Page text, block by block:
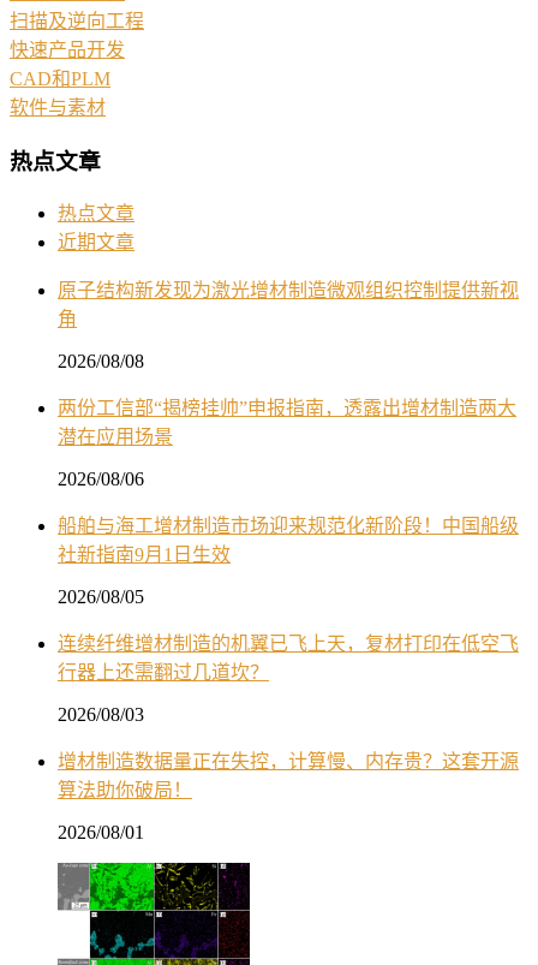
扫描及逆向工程
快速产品开发
CAD和PLM
软件与素材
热点文章
热点文章
近期文章
原子结构新发现为激光增材制造微观组织控制提供新视
角
2026/08/08
两份工信部“揭榜挂帅”申报指南，透露出增材制造两大
潜在应用场景
2026/08/06
船舶与海工增材制造市场迎来规范化新阶段！中国船级
社新指南9月1日生效
2026/08/05
连续纤维增材制造的机翼已飞上天，复材打印在低空飞
行器上还需翻过几道坎？
2026/08/03
增材制造数据量正在失控，计算慢、内存贵？这套开源
算法助你破局！
2026/08/01